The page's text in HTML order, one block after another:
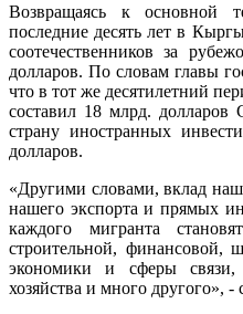
Возвращаясь к основной
последние десять лет в
соотечественников за
долларов. По словам главы
что в тот же десятилетний
составил 18 млрд.
страну иностранных
долларов.
«Другими словами, вклад
нашего экспорта и прямых
каждого мигранта
строительной, финансовой,
экономики и сферы связи,
хозяйства и много другого», -